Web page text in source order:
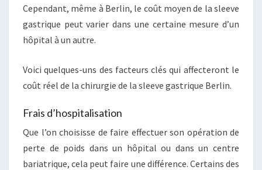
Cependant, même à Berlin, le coût moyen de la sleeve
gastrique peut varier dans une certaine mesure d’un
hôpital à un autre.
Voici quelques-uns des facteurs clés qui affecteront le
coût réel de la chirurgie de la sleeve gastrique Berlin.
Frais d’hospitalisation
Que l’on choisisse de faire effectuer son opération de
perte de poids dans un hôpital ou dans un centre
bariatrique, cela peut faire une différence. Certains des